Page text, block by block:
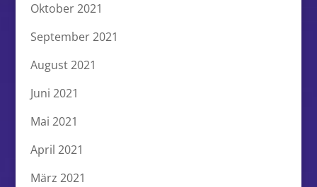
Oktober 2021
September 2021
August 2021
Juni 2021
Mai 2021
April 2021
März 2021